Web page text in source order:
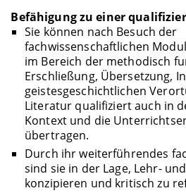
Befähigung zu einer
Sie können nach Besuch der
fachwissenschaftlichen
im Bereich der methodisch
Erschließung, Übersetzung,
geistesgeschichtlichen
Literatur qualifiziert auch in
Kontext und die
übertragen.
Durch ihr weiterführendes
sind sie in der Lage, Lehr-
konzipieren und kritisch zu